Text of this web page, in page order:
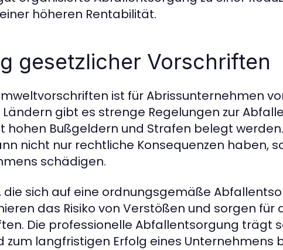
höheren Rentabilität.
gesetzlicher Vorschriften
ist für Abrissunternehmen
Ländern gibt es strenge Regelungen zur
hohen Bußgeldern und Strafen belegt
nicht nur rechtliche Konsequenzen haben,
schädigen.
die sich auf eine ordnungsgemäße
das Risiko von Verstößen und sorgen für
Die professionelle Abfallentsorgung trägt
zum langfristigen Erfolg eines Unternehmens